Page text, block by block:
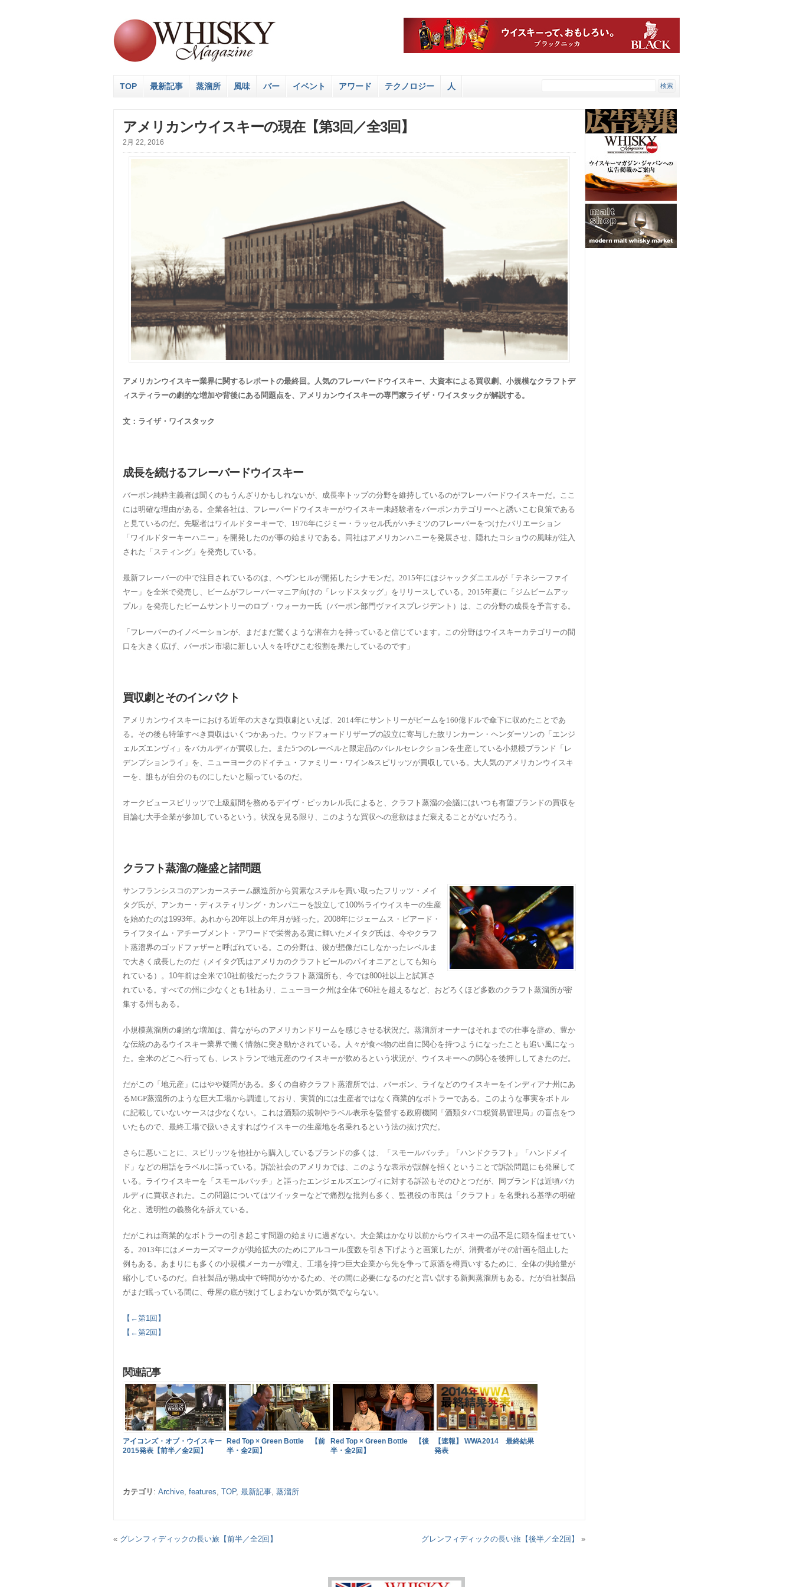
TOP 最新記事 蒸溜所 風味 バー イベント アワード テクノロジー 人
アメリカンウイスキーの現在【第3回／全3回】
2月 22, 2016
アメリカンウイスキー業界に関するレポートの最終回。人気のフレーバードウイスキー、大資本による買収劇、小規模なクラフトデ
ィスティラーの劇的な増加や背後にある問題点を、アメリカンウイスキーの専門家ライザ・ワイスタックが解説する。
文：ライザ・ワイスタック
成長を続けるフレーバードウイスキー
バーボン純粋主義者は聞くのもうんざりかもしれないが、成長率トップの分野を維持しているのがフレーバードウイスキーだ。ここ
には明確な理由がある。企業各社は、フレーバードウイスキーがウイスキー未経験者をバーボンカテゴリーへと誘いこむ良策である
と見ているのだ。先駆者はワイルドターキーで、1976年にジミー・ラッセル氏がハチミツのフレーバーをつけたバリエーション
「ワイルドターキーハニー」を開発したのが事の始まりである。同社はアメリカンハニーを発展させ、隠れたコショウの風味が注入
された「スティング」を発売している。
最新フレーバーの中で注目されているのは、ヘヴンヒルが開拓したシナモンだ。2015年にはジャックダニエルが「テネシーファイ
ヤー」を全米で発売し、ビームがフレーバーマニア向けの「レッドスタッグ」をリリースしている。2015年夏に「ジムビームアッ
プル」を発売したビームサントリーのロブ・ウォーカー氏（バーボン部門ヴァイスプレジデント）は、この分野の成長を予言する。
「フレーバーのイノベーションが、まだまだ驚くような潜在力を持っていると信じています。この分野はウイスキーカテゴリーの間
口を大きく広げ、バーボン市場に新しい人々を呼びこむ役割を果たしているのです」
買収劇とそのインパクト
アメリカンウイスキーにおける近年の大きな買収劇といえば、2014年にサントリーがビームを160億ドルで傘下に収めたことであ
る。その後も特筆すべき買収はいくつかあった。ウッドフォードリザーブの設立に寄与した故リンカーン・ヘンダーソンの「エンジ
ェルズエンヴィ」をバカルディが買収した。また5つのレーベルと限定品のバレルセレクションを生産している小規模ブランド「レ
デンプションライ」を、ニューヨークのドイチュ・ファミリー・ワイン&スピリッツが買収している。大人気のアメリカンウイスキ
ーを、誰もが自分のものにしたいと願っているのだ。
オークビュースピリッツで上級顧問を務めるデイヴ・ピッカレル氏によると、クラフト蒸溜の会議にはいつも有望ブランドの買収を
目論む大手企業が参加しているという。状況を見る限り、このような買収への意欲はまだ衰えることがないだろう。
クラフト蒸溜の隆盛と諸問題
サンフランシスコのアンカースチーム醸造所から質素なスチルを買い取ったフリッツ・メイ
タグ氏が、アンカー・ディスティリング・カンパニーを設立して100%ライウイスキーの生産
を始めたのは1993年。あれから20年以上の年月が経った。2008年にジェームス・ビアード・
ライフタイム・アチーブメント・アワードで栄誉ある賞に輝いたメイタグ氏は、今やクラフ
ト蒸溜界のゴッドファザーと呼ばれている。この分野は、彼が想像だにしなかったレベルま
で大きく成長したのだ（メイタグ氏はアメリカのクラフトビールのパイオニアとしても知ら
れている）。10年前は全米で10社前後だったクラフト蒸溜所も、今では800社以上と試算さ
れている。すべての州に少なくとも1社あり、ニューヨーク州は全体で60社を超えるなど、おどろくほど多数のクラフト蒸溜所が密
集する州もある。
小規模蒸溜所の劇的な増加は、昔ながらのアメリカンドリームを感じさせる状況だ。蒸溜所オーナーはそれまでの仕事を辞め、豊か
な伝統のあるウイスキー業界で働く情熱に突き動かされている。人々が食べ物の出自に関心を持つようになったことも追い風になっ
た。全米のどこへ行っても、レストランで地元産のウイスキーが飲めるという状況が、ウイスキーへの関心を後押ししてきたのだ。
だがこの「地元産」にはやや疑問がある。多くの自称クラフト蒸溜所では、バーボン、ライなどのウイスキーをインディアナ州にあ
るMGP蒸溜所のような巨大工場から調達しており、実質的には生産者ではなく商業的なボトラーである。このような事実をボトル
に記載していないケースは少なくない。これは酒類の規制やラベル表示を監督する政府機関「酒類タバコ税貿易管理局」の盲点をつ
いたもので、最終工場で扱いさえすればウイスキーの生産地を名乗れるという法の抜け穴だ。
さらに悪いことに、スピリッツを他社から購入しているブランドの多くは、「スモールバッチ」「ハンドクラフト」「ハンドメイ
ド」などの用語をラベルに謳っている。訴訟社会のアメリカでは、このような表示が誤解を招くということで訴訟問題にも発展して
いる。ライウイスキーを「スモールバッチ」と謳ったエンジェルズエンヴィに対する訴訟もそのひとつだが、同ブランドは近頃バカ
ルディに買収された。この問題についてはツイッターなどで痛烈な批判も多く、監視役の市民は「クラフト」を名乗れる基準の明確
化と、透明性の義務化を訴えている。
だがこれは商業的なボトラーの引き起こす問題の始まりに過ぎない。大企業はかなり以前からウイスキーの品不足に頭を悩ませてい
る。2013年にはメーカーズマークが供給拡大のためにアルコール度数を引き下げようと画策したが、消費者がその計画を阻止した
例もある。あまりにも多くの小規模メーカーが増え、工場を持つ巨大企業から先を争って原酒を樽買いするために、全体の供給量が
縮小しているのだ。自社製品が熟成中で時間がかかるため、その間に必要になるのだと言い訳する新興蒸溜所もある。だが自社製品
がまだ眠っている間に、母屋の底が抜けてしまわないか気が気でならない。
【←第1回】
【←第2回】
関連記事
アイコンズ・オブ・ウイスキー
2015発表【前半／全2回】
Red Top × Green Bottle 【前
半・全2回】
Red Top × Green Bottle 【後
半・全2回】
【速報】 WWA2014 最終結果
発表
カテゴリ : Archive, features, TOP, 最新記事, 蒸溜所
« グレンフィディックの長い旅【前半／全2回】 グレンフィディックの長い旅【後半／全2回】 »